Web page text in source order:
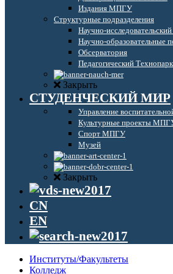
Издания МПГУ
Структурные подразделения
Научно-
Научно-образовательные
Обсерватория
Педагогический
Закрыть
СТУДЕНЧЕСКИЙ МИР
Управление
Культурные проекты
Спорт МПГУ
Музей
Закрыть
CN
EN
Институты/Факультеты
Колледж